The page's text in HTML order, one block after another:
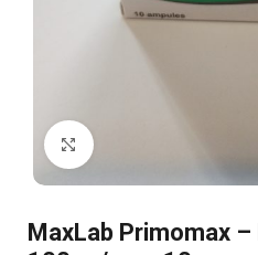
Отвори на цял екран
MaxLab Primomax